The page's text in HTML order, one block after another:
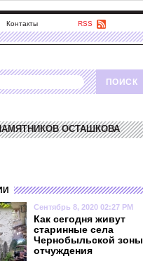
Контакты RSS
ОСТАШКОВА
Сентябрь 8, 2020 02:27 PM
Как сегодня живут
старинные села
Чернобыльской зоны
отчуждения